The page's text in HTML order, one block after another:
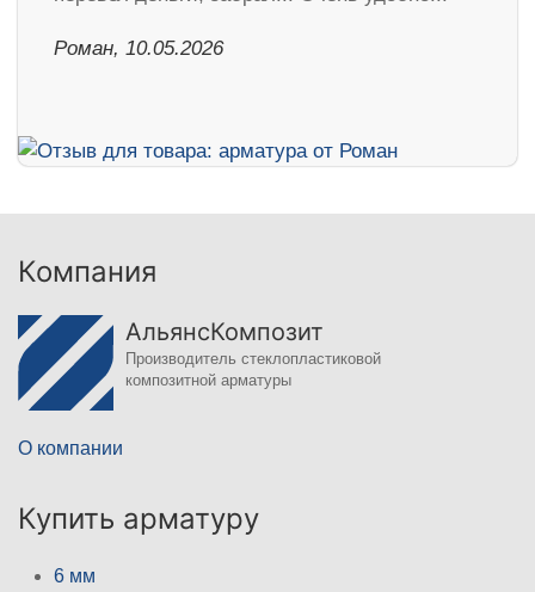
Роман, 10.05.2026
Компания
АльянсКомпозит
Производитель стеклопластиковой
композитной арматуры
О компании
Купить арматуру
6 мм